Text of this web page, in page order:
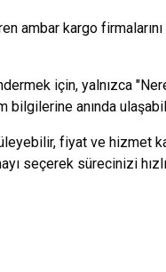
ambar kargo
için, yalnızca
bilgilerine anında
fiyat ve hizmet
seçerek sürecinizi